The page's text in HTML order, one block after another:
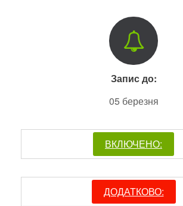
Запис до:
05 березня
ВКЛЮЧЕНО:
ДОДАТКОВО: